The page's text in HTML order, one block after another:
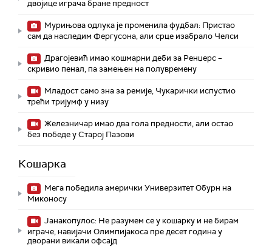
двојице играча бране предност
Мурињова одлука је променила фудбал: Пристао
сам да наследим Фергусона, али срце изабрало Челси
Драгојевић имао кошмарни деби за Ренџерс –
скривио пенал, па замењен на полувремену
Младост само зна за ремије, Чукарички испустио
трећи тријумф у низу
Железничар имао два гола предности, али остао
без победе у Старој Пазови
Кошарка
Мега победила амерички Универзитет Обурн на
Миконосу
Јанакопулос: Не разумем се у кошарку и не бирам
играче, навијачи Олимпијакоса пре десет година у
дворани викали офсајд